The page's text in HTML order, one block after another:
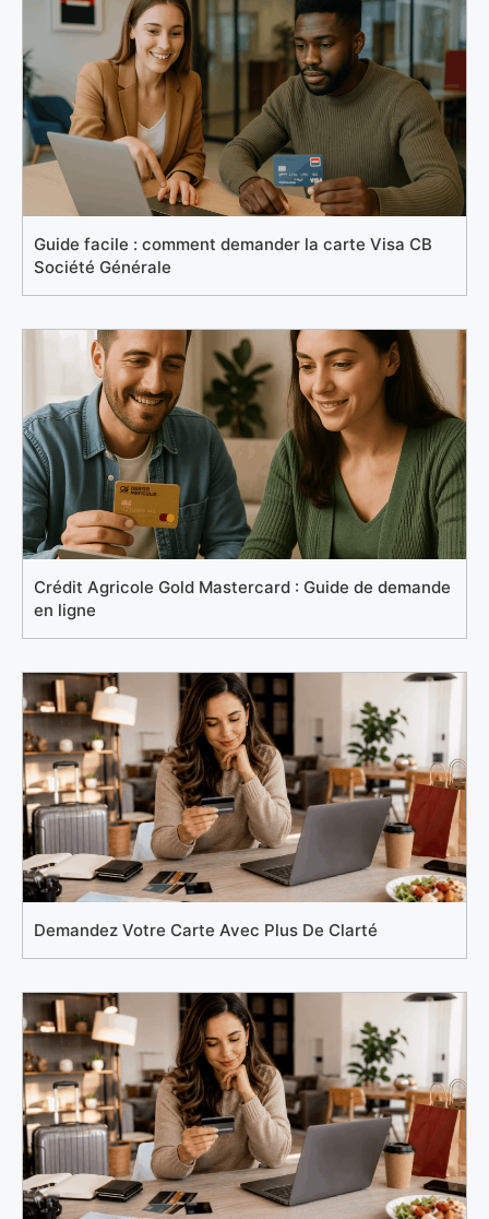
Guide facile : comment demander la carte Visa CB
Société Générale
Crédit Agricole Gold Mastercard : Guide de demande
en ligne
Demandez Votre Carte Avec Plus De Clarté